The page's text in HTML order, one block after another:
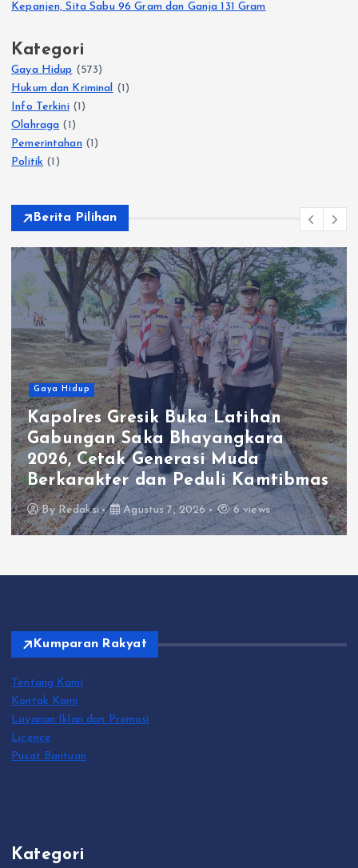
Kepanjen, Sita Sabu 96 Gram dan Ganja 131 Gram
Kategori
Gaya Hidup (573)
Hukum dan Kriminal (1)
Info Terkini(1)
Olahraga (1)
Pemerintahan(1)
Politik (1)
Berita Pilihan
Gaya Hidup
Gresik Buka Latihan
Saka Bhayangkara
Cetak Generasi Muda
dan Peduli Kamtibmas
ByRedaksi Agustus 7, 2026 6 views
Kumparan Rakyat
Tentang Kami
Kontak Kami
Layanan Iklan dan Promosi
Licence
Pusat Bantuan
Kategori